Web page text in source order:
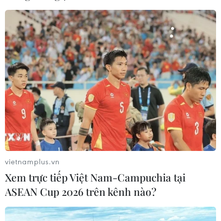
chống tội phạm và vi phạm pháp luật
06/08/2026 04:13
Cảnh báo thủ đoạn lừa đảo đưa lao
động thời vụ sang Hàn Quốc
06/08/2026 04:11
24 năm tù cho 2 vợ chồng tổ
chức “bay lắc” tại Hà Nội
Khởi tố thêm 6 đối tượng vụ lập
khống hồ sơ bảo hiểm y tế ở Đắk Lắk
vietnamplus.vn
Xem trực tiếp Việt Nam-Campuchia tại
ASEAN Cup 2026 trên kênh nào?